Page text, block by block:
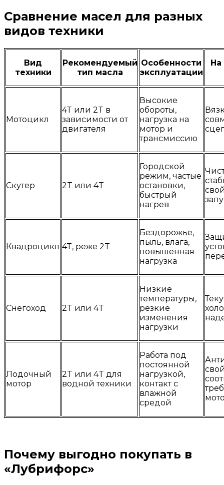
Сравнение масел для разных
видов техники
Вид
техники
Рекомендуемый
тип масла
Особенности
эксплуатации
Мотоцикл
4T или 2T в
зависимости от
двигателя
Высокие
обороты,
нагрузка на
мотор и
трансмиссию
Скутер 2T или 4T
Городской
режим, частые
остановки,
быстрый
нагрев
Квадроцикл 4T, реже 2T
Бездорожье,
пыль, влага,
повышенная
нагрузка
Снегоход 2T или 4T
Низкие
температуры,
резкие
изменения
нагрузки
Лодочный
мотор
2T или 4T для
водной техники
Работа под
постоянной
нагрузкой,
контакт с
влажной
средой
Почему выгодно покупать в
«Лубрифорс»